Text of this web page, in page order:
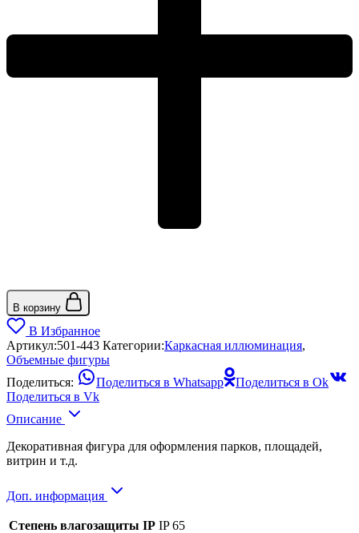
В корзину
В Избранное
Артикул:501-443 Категории:Каркасная иллюминация,
Объемные фигуры
Поделиться:
Поделиться в Whatsapp
Поделиться в Ok
Поделиться в Vk
Описание
Декоративная фигура для оформления парков, площадей,
витрин и т.д.
Доп. информация
Степень влагозащиты IP IP 65